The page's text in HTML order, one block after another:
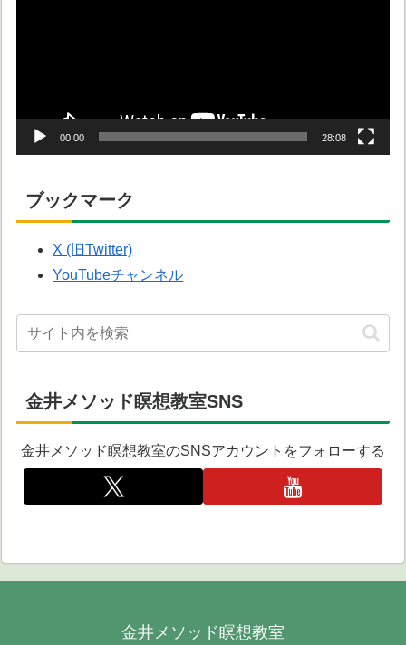
00:00 28:08
ブックマーク
X (旧Twitter)
YouTubeチャンネル
金井メソッド瞑想教室SNS
金井メソッド瞑想教室のSNSアカウントをフォローする
金井メソッド瞑想教室